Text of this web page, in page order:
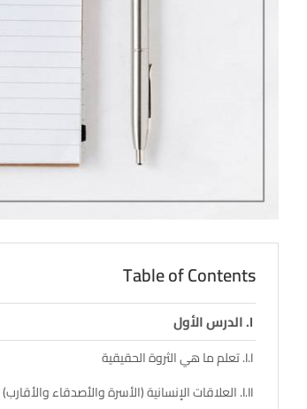
Table of Contents
الدرس الأول
تعلم ما هي الثروة الحقيقية
العلاقات الإنسانية (الأسرة والأصدقاء والأقارب)